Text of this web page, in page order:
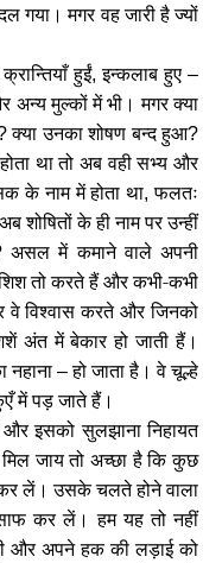
गया। मगर वह जारी है ज्यों
हुईं,इन्कलाब हुए–
अन्य मुल्कों में भी। मगर क्या
क्या उनका शोषण बन्द हुआ?
था तो अब वही सभ्य और
के नाम में होता था,फलतः
शोषितों के ही नाम पर उन्हीं
असल में कमाने वाले अपनी
तो करते हैं और कभी-कभी
वे विश्वास करते और जिनको
अंत में बेकार हो जाती हैं।
नहाना –हो जाता है। वे चूल्हे
में पड़ जाते हैं।
और इसको सुलझाना निहायत
मिल जाय तो अच्छा है कि कुछ
लें। उसके चलते होने वाला
कर लें। हम यह तो नहीं
और अपने हक की लड़ाई को